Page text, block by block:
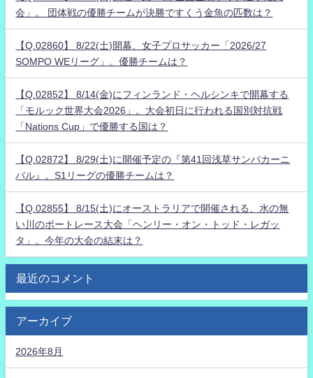
会」。 団体戦の優勝チームが決勝ですくう金魚の匹数は？
【Q.02860】 8/22(土)開幕、女子プロサッカー「2026/27
SOMPO WEリーグ」。優勝チームは？
【Q.02852】 8/14(金)にフィンランド・ヘルシンキで開幕する
「モルック世界大会2026」。大会初日に行われる国別対抗戦
「Nations Cup」で優勝する国は？
【Q.02872】 8/29(土)に開催予定の『第41回浅草サンバカーニ
バル』。S1リーグの優勝チームは？
【Q.02855】 8/15(土)にオーストラリアで開催される、水の無
い川のボートレース大会「ヘンリー・オン・トッド・レガッ
タ」。今年の大会の結末は？
最近のコメント
アーカイブ
2026年8月